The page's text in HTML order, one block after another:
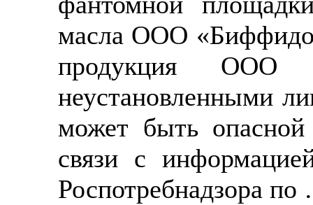
масла ООО
продукция ООО
неустановленными
может быть опасной
связи с
Роспотребнадзора